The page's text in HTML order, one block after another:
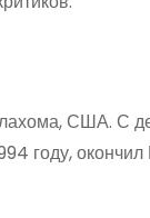
США. С
году,